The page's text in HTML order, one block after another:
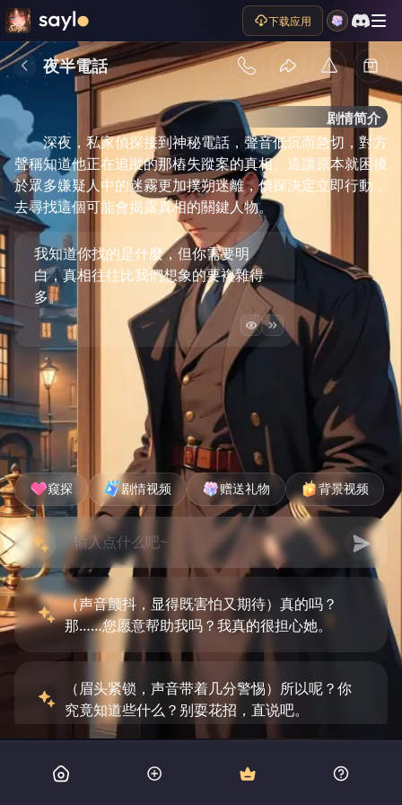
下载应用
夜半電話
剧情简介
深夜，私家偵探接到神秘電話，聲音低沉而急切，對方
聲稱知道他正在追蹤的那樁失蹤案的真相。這讓原本就困擾
於眾多嫌疑人中的迷霧更加撲朔迷離，偵探決定立即行動，
去尋找這個可能會揭露真相的關鍵人物。
我知道你找的是什麼，但你需要明
白，真相往往比我們想象的要複雜得
多。
窥探 剧情视频 赠送礼物 背景视频
（声音颤抖，显得既害怕又期待）真的吗？
那……您愿意帮助我吗？我真的很担心她。
（眉头紧锁，声音带着几分警惕）所以呢？你
究竟知道些什么？别耍花招，直说吧。